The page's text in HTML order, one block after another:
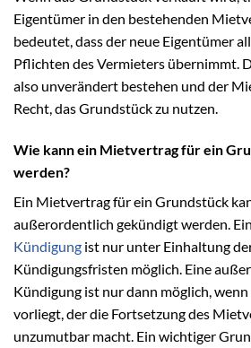
Eigentümer in den bestehenden
bedeutet, dass der neue Eigentümer
Pflichten des Vermieters übernimmt.
also unverändert bestehen und der
Recht, das Grundstück zu nutzen.
Wie kann ein Mietvertrag für ein
werden?
Ein Mietvertrag für ein Grundstück
außerordentlich gekündigt werden.
Kündigung ist nur unter Einhaltung
Kündigungsfristen möglich. Eine
Kündigung ist nur dann möglich,
vorliegt, der die Fortsetzung des
unzumutbar macht. Ein wichtiger